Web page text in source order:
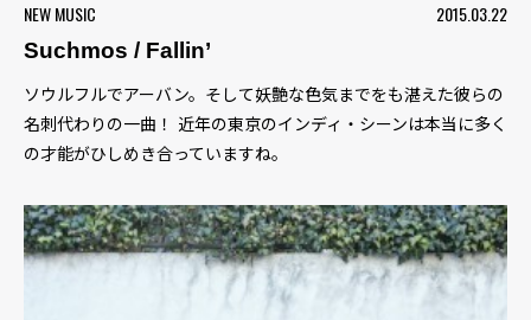
NEW MUSIC
2015.03.22
Suchmos / Fallin’
ソウルフルでアーバン。そして妖艶な色気までをも湛えた彼らの
名刺代わりの一曲！ 近年の東京のインディ・シーンは本当に多く
の才能がひしめき合っていますね。